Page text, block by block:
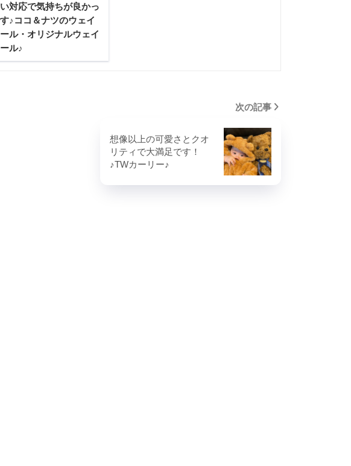
対応で気持ちが良かっ
♪ココ＆ナツのウェイ
ール・オリジナルウェイ
ル♪
次の記事
想像以上の可愛さとクオ
リティで大満足です！
♪TWカーリー♪